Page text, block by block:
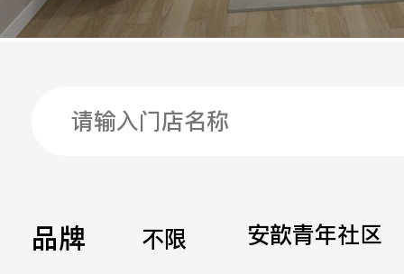
品牌 不限
安歆青年社区
邮箱
留言